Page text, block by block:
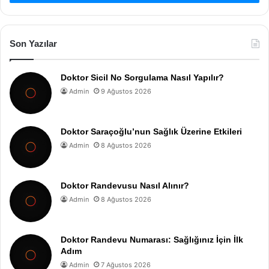
Son Yazılar
Doktor Sicil No Sorgulama Nasıl Yapılır?
Admin 9 Ağustos 2026
Doktor Saraçoğlu’nun Sağlık Üzerine Etkileri
Admin 8 Ağustos 2026
Doktor Randevusu Nasıl Alınır?
Admin 8 Ağustos 2026
Doktor Randevu Numarası: Sağlığınız İçin İlk
Adım
Admin 7 Ağustos 2026